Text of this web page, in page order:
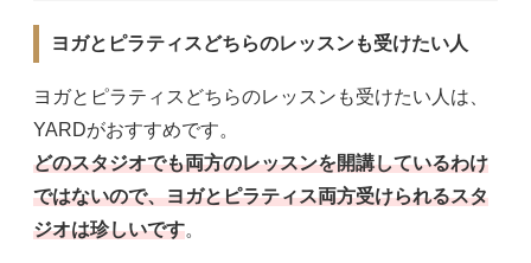
ヨガとピラティスどちらのレッスンも受けたい人
ヨガとピラティスどちらのレッスンも受けたい人は、
YARDがおすすめです。
どのスタジオでも両方のレッスンを開講しているわけ
ではないので、ヨガとピラティス両方受けられるスタ
ジオは珍しいです。